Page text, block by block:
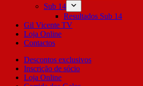
Sub 14
Resultados Sub 14
Gil Vicente TV
Loja Online
Contactos
Descontos exclusivos
Inscrição de sócio
Loja Online